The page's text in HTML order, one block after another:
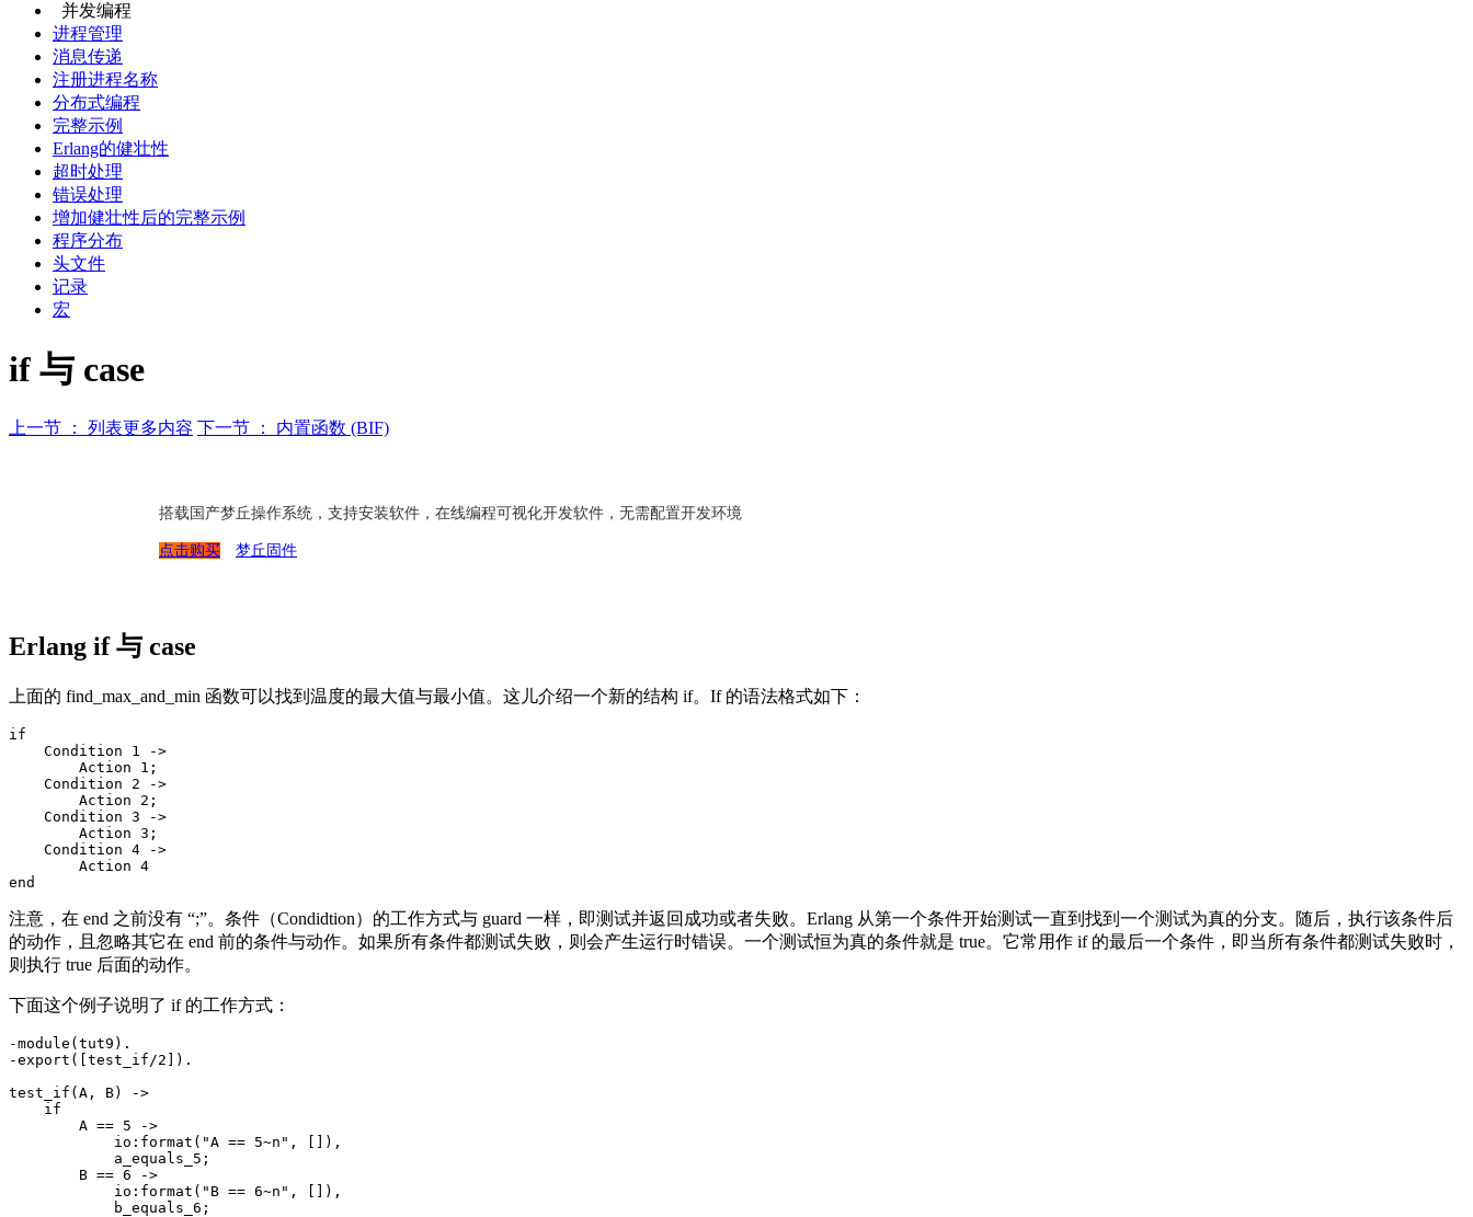
并发编程
进程管理
消息传递
注册进程名称
分布式编程
完整示例
Erlang的健壮性
超时处理
错误处理
增加健壮性后的完整示例
程序分布
头文件
记录
宏
if 与 case
上一节 ： 列表更多内容 下一节 ： 内置函数 (BIF)
搭载国产梦丘操作系统，支持安装软件，在线编程可视化开发软件，无需配置开发环境
点击购买 梦丘固件
Erlang if 与 case
上面的 find_max_and_min 函数可以找到温度的最大值与最小值。这儿介绍一个新的结构 if。If 的语法格式如下：
if
    Condition 1 ->
        Action 1;
    Condition 2 ->
        Action 2;
    Condition 3 ->
        Action 3;
    Condition 4 ->
        Action 4
注意，在 end 之前没有 “;”。条件（Condidtion）的工作方式与 guard 一样，即测试并返回成功或者失败。Erlang 从第一个条件开始测试一直到找到一个测试为真的分支。随后，执行该条件后
的动作，且忽略其它在 end 前的条件与动作。如果所有条件都测试失败，则会产生运行时错误。一个测试恒为真的条件就是 true。它常用作 if 的最后一个条件，即当所有条件都测试失败时，
则执行 true 后面的动作。
下面这个例子说明了 if 的工作方式：
-module(tut9).
-export([test_if/2]).
test_if(A, B) ->
    if
        A == 5 ->
            io:format("A == 5~n", []),
            a_equals_5;
        B == 6 ->
            io:format("B == 6~n", []),
            b_equals_6;